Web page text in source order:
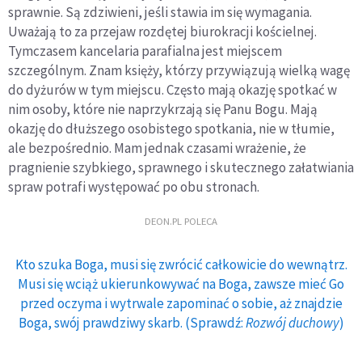
sprawnie. Są zdziwieni, jeśli stawia im się wymagania.
Uważają to za przejaw rozdętej biurokracji kościelnej.
Tymczasem kancelaria parafialna jest miejscem
szczególnym. Znam księży, którzy przywiązują wielką wagę
do dyżurów w tym miejscu. Często mają okazję spotkać w
nim osoby, które nie naprzykrzają się Panu Bogu. Mają
okazję do dłuższego osobistego spotkania, nie w tłumie,
ale bezpośrednio. Mam jednak czasami wrażenie, że
pragnienie szybkiego, sprawnego i skutecznego załatwiania
spraw potrafi występować po obu stronach.
DEON.PL POLECA
Kto szuka Boga, musi się zwrócić całkowicie do wewnątrz.
Musi się wciąż ukierunkowywać na Boga, zawsze mieć Go
przed oczyma i wytrwale zapominać o sobie, aż znajdzie
Boga, swój prawdziwy skarb. (Sprawdź:Rozwój duchowy)